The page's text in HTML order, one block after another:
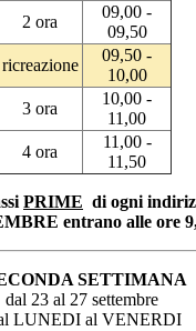
2 ora
09,00 -
09,50
ricreazione
09,50 -
10,00
3 ora
10,00 -
11,00
4 ora
11,00 -
11,50
PRIME di ogni
entrano alle ore
SETTIMANA
dal 23 al 27 settembre
LUNEDI al VENERDI